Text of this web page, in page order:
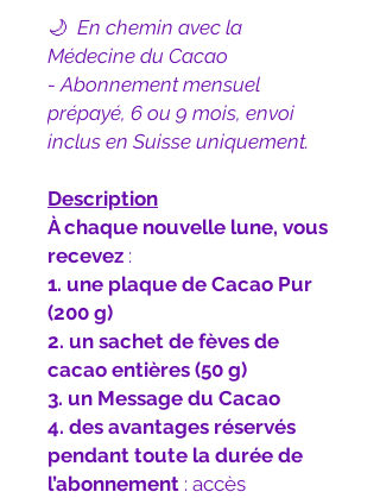
🌙 En chemin avec la
Médecine du Cacao
- Abonnement mensuel
prépayé, 6 ou 9 mois, envoi
inclus en Suisse uniquement.
Description
À chaque nouvelle lune, vous
recevez :
1. une plaque de Cacao Pur
(200 g)
2. un sachet de fèves de
cacao entières (50 g)
3. un Message du Cacao
4. des avantages réservés
pendant toute la durée de
l’abonnement : accès